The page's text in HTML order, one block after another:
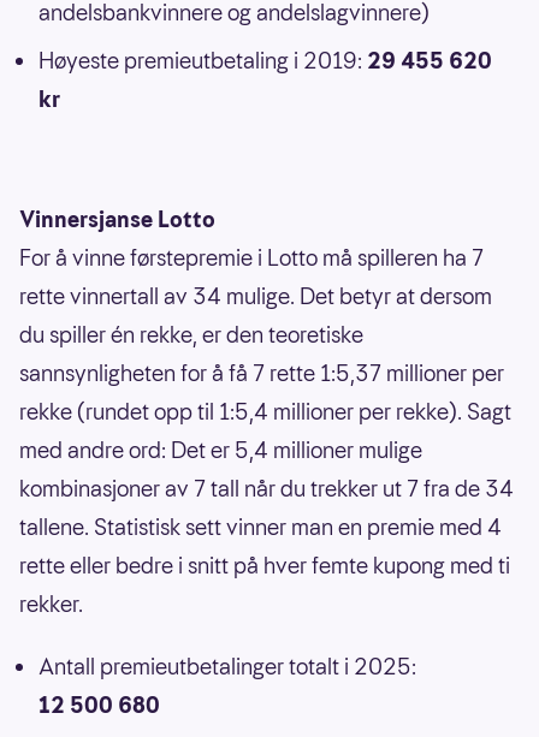
andelsbankvinnere og andelslagvinnere)
Høyeste premieutbetaling i 2019: 29 455 620
kr
Vinnersjanse Lotto
For å vinne førstepremie i Lotto må spilleren ha 7
rette vinnertall av 34 mulige. Det betyr at dersom
du spiller én rekke, er den teoretiske
sannsynligheten for å få 7 rette 1:5,37 millioner per
rekke (rundet opp til 1:5,4 millioner per rekke). Sagt
med andre ord: Det er 5,4 millioner mulige
kombinasjoner av 7 tall når du trekker ut 7 fra de 34
tallene. Statistisk sett vinner man en premie med 4
rette eller bedre i snitt på hver femte kupong med ti
rekker.
Antall premieutbetalinger totalt i 2025:
12 500 680